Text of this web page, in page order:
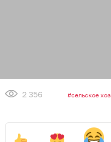
2 356 сельское